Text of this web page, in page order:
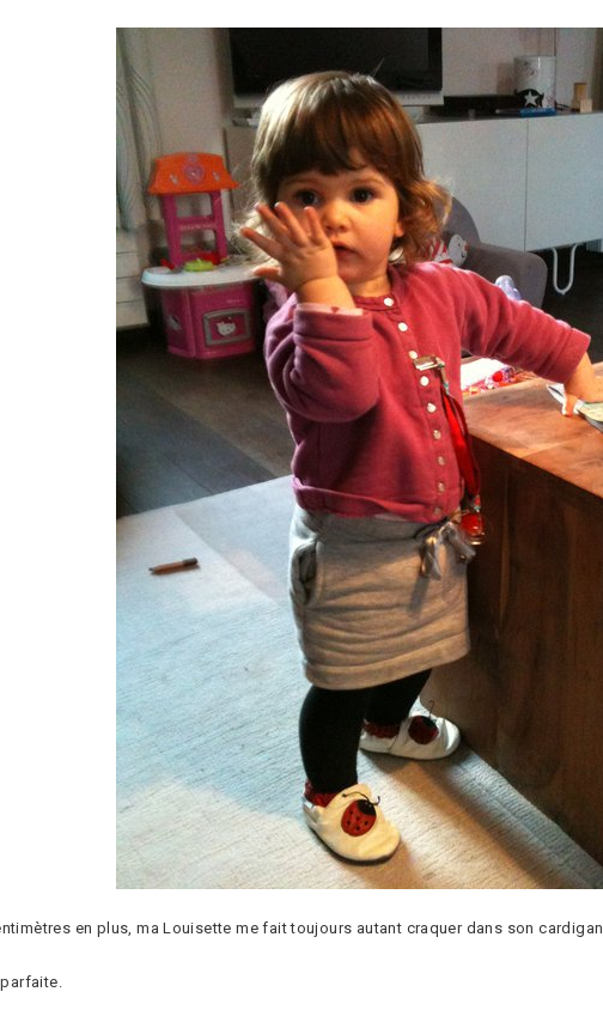
en plus, ma Louisette me fait toujours autant craquer dans son cardigan.